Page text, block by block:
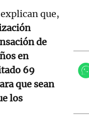
que,
de
en
69
que sean
los